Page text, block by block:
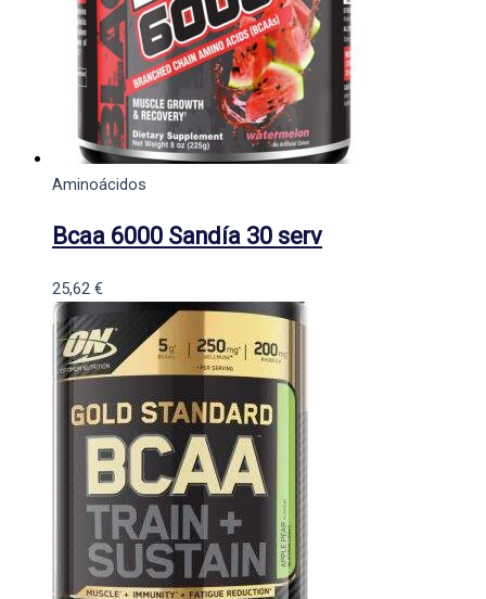
Aminoácidos
Bcaa 6000 Sandía 30 serv
25,62 €